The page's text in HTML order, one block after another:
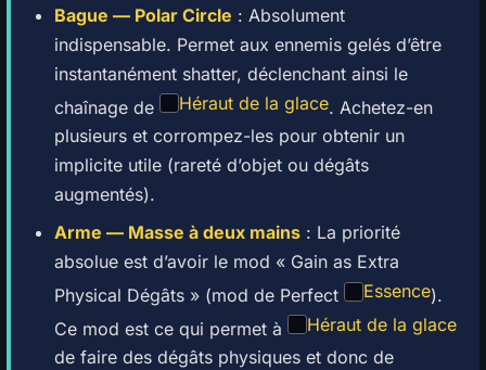
Bague — Polar Circle : Absolument
indispensable. Permet aux ennemis gelés d’être
instantanément shatter, déclenchant ainsi le
chaînage de
Héraut de la glace. Achetez-en
plusieurs et corrompez-les pour obtenir un
implicite utile (rareté d’objet ou dégâts
augmentés).
Arme — Masse à deux mains : La priorité
absolue est d’avoir le mod « Gain as Extra
Physical Dégâts » (mod de Perfect
Essence).
Ce mod est ce qui permet à
Héraut de la glace
de faire des dégâts physiques et donc de